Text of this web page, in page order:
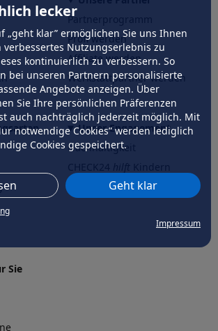
lecker
„geht klar” ermöglichen Sie uns Ihnen
verbessertes Nutzungserlebnis zu
kontinuierlich zu verbessern. So
bei unseren Partnern personalisierte
Angebote anzeigen. Über
Sie Ihre persönlichen Präferenzen
auch nachträglich jederzeit möglich. Mit
notwendige Cookies” werden lediglich
Cookies gespeichert.
Geht klar
Impressum
Partnerprogramm
Profi werden
Affiliate werden
Werkstattpartner werden
Unser Engagement
Nachhaltigkeit
CHECK24hilftder Natur
Sie